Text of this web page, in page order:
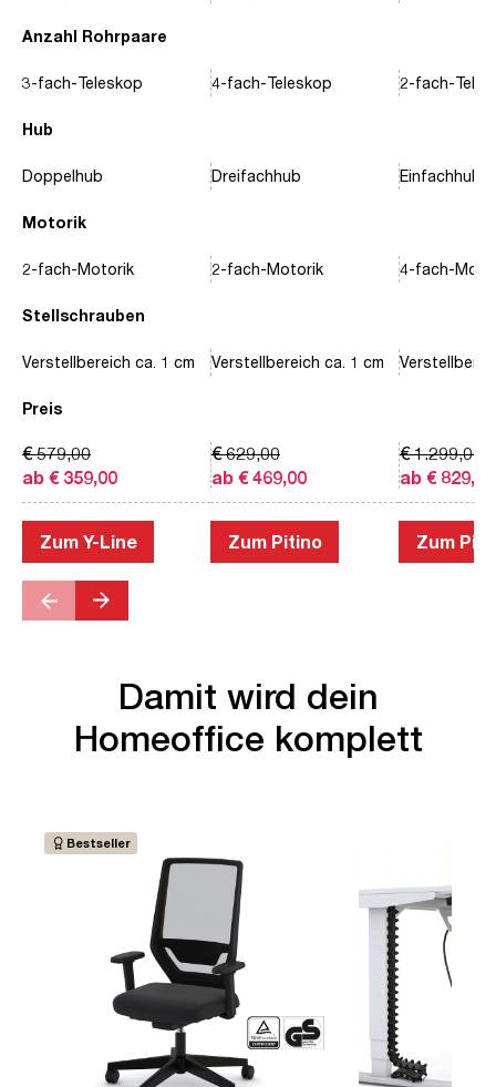
Anzahl Rohrpaare
Hub
Motorik
Stellschrauben
Preis
3-fach-Teleskop
Doppelhub
2-fach-Motorik
Verstellbereich ca. 1 cm
ab € 359,00
€ 579,00
Zum Y-Line
4-fach-Teleskop
Dreifachhub
2-fach-Motorik
Verstellbereich ca. 1 cm
ab € 469,00
€ 629,00
Zum Pitino
2-fach-
Einfachhub
4-fach-
ab € 829,00
€ 1.299,00
Zum
Damit wird dein
Homeoffice komplett
Bestseller